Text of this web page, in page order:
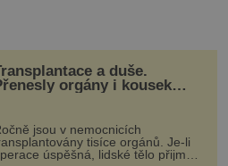
a duše.
orgány i kousek
jsou v nemocnicích
tisíce orgánů. Je-li
úspěšná, lidské tělo přijme